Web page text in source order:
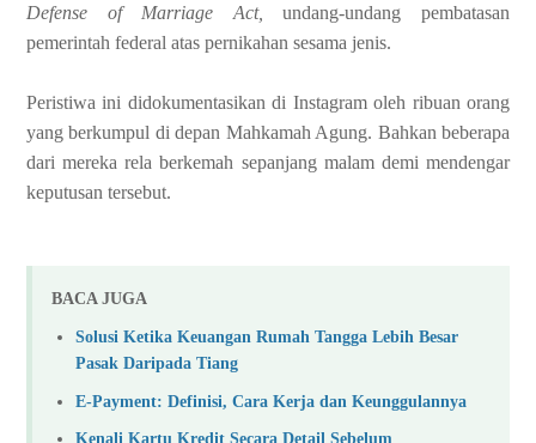
Defense of Marriage Act,undang-undang pembatasan
pemerintah federal atas pernikahan sesama jenis.
Peristiwa ini didokumentasikan di Instagram oleh ribuan orang
yang berkumpul di depan Mahkamah Agung. Bahkan beberapa
dari mereka relaberkemah sepanjang malam demi mendengar
keputusan tersebut.
BACA JUGA
Solusi Ketika Keuangan Rumah Tangga Lebih Besar
Pasak Daripada Tiang
E-Payment: Definisi, Cara Kerja dan Keunggulannya
Kenali Kartu Kredit Secara Detail Sebelum